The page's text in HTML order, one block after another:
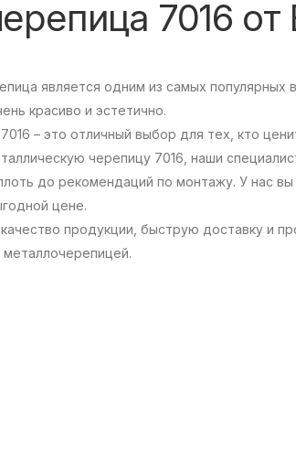
7016 от
является одним из самых популярных
красиво и эстетично.
– это отличный выбор для тех, кто
черепицу 7016, наши
до рекомендаций по монтажу. У нас
цене.
продукции, быструю доставку и